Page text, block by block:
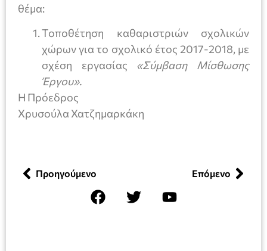
θέμα:
Τοποθέτηση καθαριστριών σχολικών
χώρων για το σχολικό έτος 2017-2018, με
σχέση εργασίας «Σύμβαση Μίσθωσης
Έργου».
Η Πρόεδρος
Χρυσούλα Χατζημαρκάκη
Προηγούμενο Επόμενο